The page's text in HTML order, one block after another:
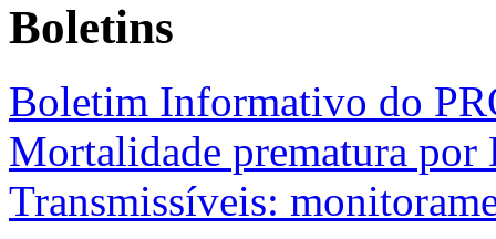
Boletins
Boletim Informativo do
Mortalidade prematura por
Transmissíveis: